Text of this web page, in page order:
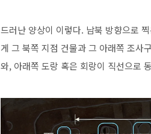
드러난 양상이 이렇다. 남북 방향으로
게 그 북쪽 지점 건물과 그 아래쪽 조사
와, 아래쪽 도랑 혹은 회랑이 직선으로